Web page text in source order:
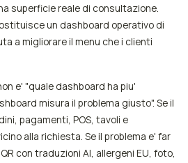
superficie reale di consultazione.
un dashboard operativo di
a migliorare il menu che i clienti
e' "quale dashboard ha piu'
misura il problema giusto". Se il
pagamenti, POS, tavoli e
alla richiesta. Se il problema e' far
con traduzioni AI, allergeni EU, foto,